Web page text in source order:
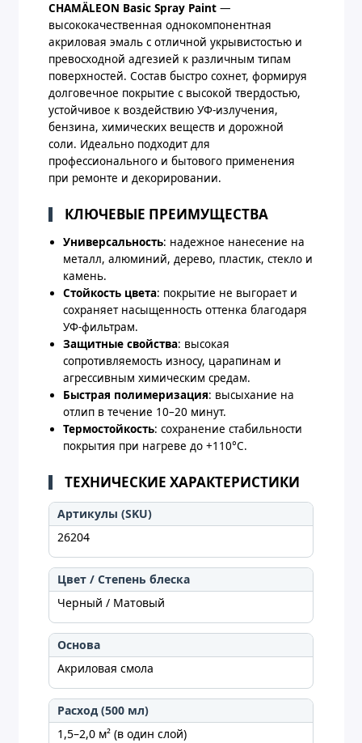
CHAMÄLEON Basic Spray Paint —
высококачественная однокомпонентная
акриловая эмаль с отличной укрывистостью и
превосходной адгезией к различным типам
поверхностей. Состав быстро сохнет, формируя
долговечное покрытие с высокой твердостью,
устойчивое к воздействию УФ-излучения,
бензина, химических веществ и дорожной
соли. Идеально подходит для
профессионального и бытового применения
при ремонте и декорировании.
КЛЮЧЕВЫЕ ПРЕИМУЩЕСТВА
Универсальность: надежное нанесение на
металл, алюминий, дерево, пластик, стекло и
камень.
Стойкость цвета: покрытие не выгорает и
сохраняет насыщенность оттенка благодаря
УФ-фильтрам.
Защитные свойства: высокая
сопротивляемость износу, царапинам и
агрессивным химическим средам.
Быстрая полимеризация: высыхание на
отлип в течение 10–20 минут.
Термостойкость: сохранение стабильности
покрытия при нагреве до +110°C.
ТЕХНИЧЕСКИЕ ХАРАКТЕРИСТИКИ
Артикулы (SKU)
26204
Цвет / Степень блеска
Черный / Матовый
Основа
Акриловая смола
Расход (500 мл)
1,5–2,0 м² (в один слой)